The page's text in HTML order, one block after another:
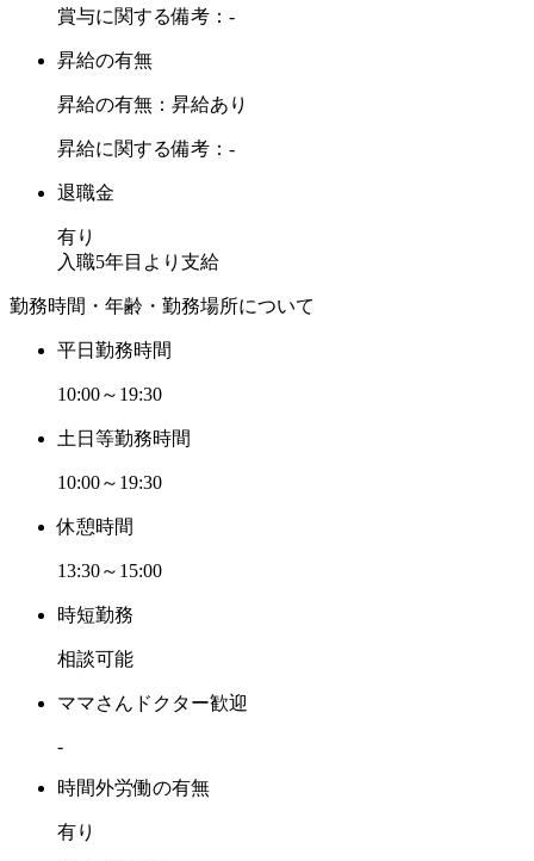
賞与に関する備考：-
昇給の有無
昇給の有無：昇給あり
昇給に関する備考：-
退職金
有り
入職5年目より支給
勤務時間・年齢・勤務場所について
平日勤務時間
10:00～19:30
土日等勤務時間
10:00～19:30
休憩時間
13:30～15:00
時短勤務
相談可能
ママさんドクター歓迎
-
時間外労働の有無
有り